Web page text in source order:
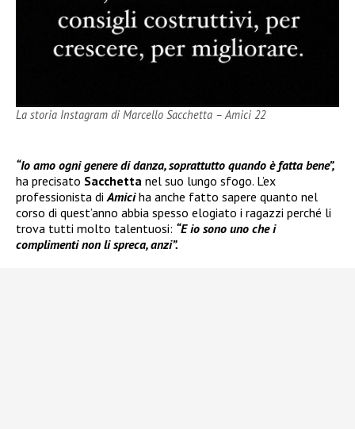
La storia Instagram di Marcello Sacchetta – Amici 22
“Io amo ogni genere di danza, soprattutto quando è fatta bene”,
ha precisato Sacchetta nel suo lungo sfogo. L’ex
professionista di Amiciha anche fatto sapere quanto nel
corso di quest’anno abbia spesso elogiato i ragazzi perché li
trova tutti molto talentuosi: “E io sono uno che i
complimenti non li spreca, anzi”.